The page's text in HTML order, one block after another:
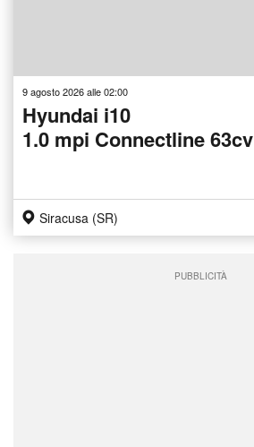
9 agosto 2026 alle 02:00
Hyundai i10
1.0 mpi Connectline 63cv
Siracusa (SR)
PUBBLICITÀ